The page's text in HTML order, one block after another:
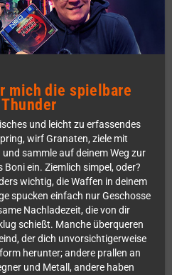
mich die spielbare
und leicht zu erfassendes
wirf Granaten, ziele mit
sammle auf deinem Weg zur
ein. Ziemlich simpel, oder?
wichtig, die Waffen in deinem
spucken einfach nur Geschosse
Nachladezeit, die von dir
schießt. Manche überqueren
der dich unvorsichtigerweise
herunter; andere prallen an
und Metall, andere haben